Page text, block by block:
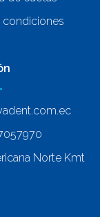
condiciones
Norte Kmt